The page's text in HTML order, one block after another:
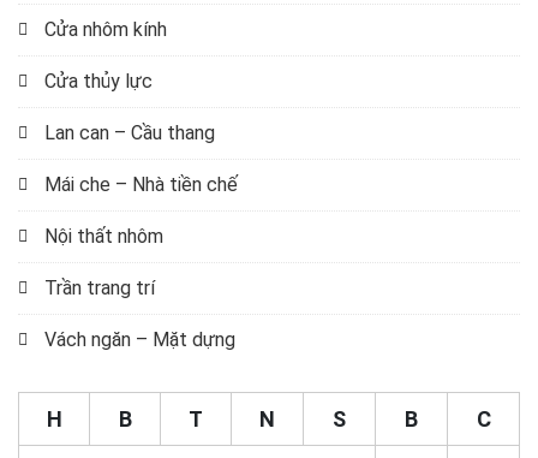
Cửa nhôm kính
Cửa thủy lực
Lan can – Cầu thang
Mái che – Nhà tiền chế
Nội thất nhôm
Trần trang trí
Vách ngăn – Mặt dựng
H B T N S B C